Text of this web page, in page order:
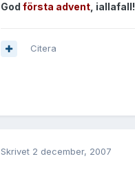
God första advent , iallafall!
Citera
Skrivet 2 december, 2007